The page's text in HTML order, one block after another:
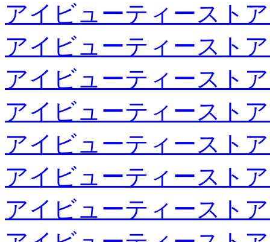
アイビューティースト
アイビューティースト
アイビューティースト
アイビューティースト
アイビューティースト
アイビューティースト
アイビューティースト